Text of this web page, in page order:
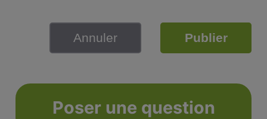
Annuler Publier
Poser une question